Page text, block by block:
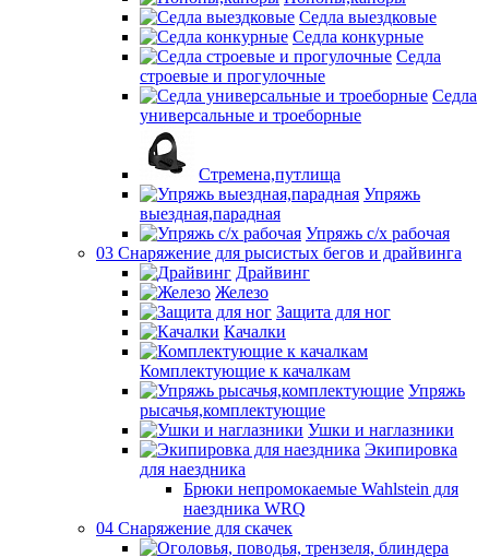
Седла выездковые
Седла конкурные
Седла
строевые и прогулочные
Седла
универсальные и троеборные
Стремена,путлища
Упряжь
выездная,парадная
Упряжь с/х рабочая
03 Снаряжение для рысистых бегов и драйвинга
Драйвинг
Железо
Защита для ног
Качалки
Комплектующие к качалкам
Упряжь
рысачья,комплектующие
Ушки и наглазники
Экипировка
для наездника
Брюки непромокаемые Wahlstein для
наездника WRQ
04 Снаряжение для скачек